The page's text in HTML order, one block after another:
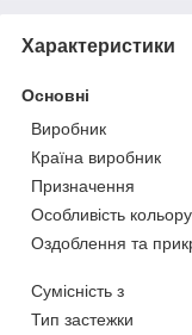
Характеристики
Основні
Виробник
Країна виробник
Призначення
Особливість кольору
Оздоблення та
Сумісність з
Тип застежки